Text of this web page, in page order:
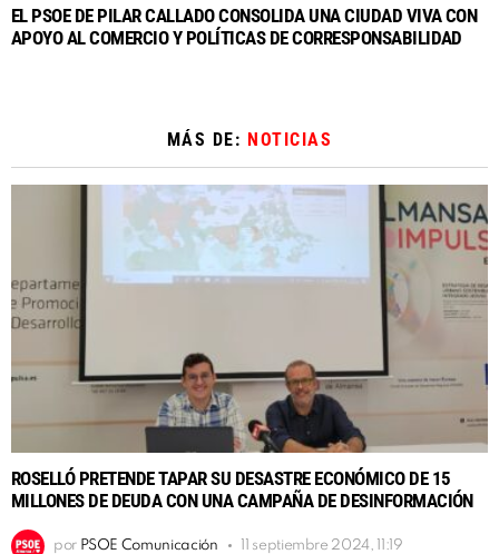
EL PSOE DE PILAR CALLADO CONSOLIDA UNA CIUDAD VIVA CON
APOYO AL COMERCIO Y POLÍTICAS DE CORRESPONSABILIDAD
MÁS DE: NOTICIAS
ROSELLÓ PRETENDE TAPAR SU DESASTRE ECONÓMICO DE 15
MILLONES DE DEUDA CON UNA CAMPAÑA DE DESINFORMACIÓN
por PSOE Comunicación 11 septiembre 2024, 11:19